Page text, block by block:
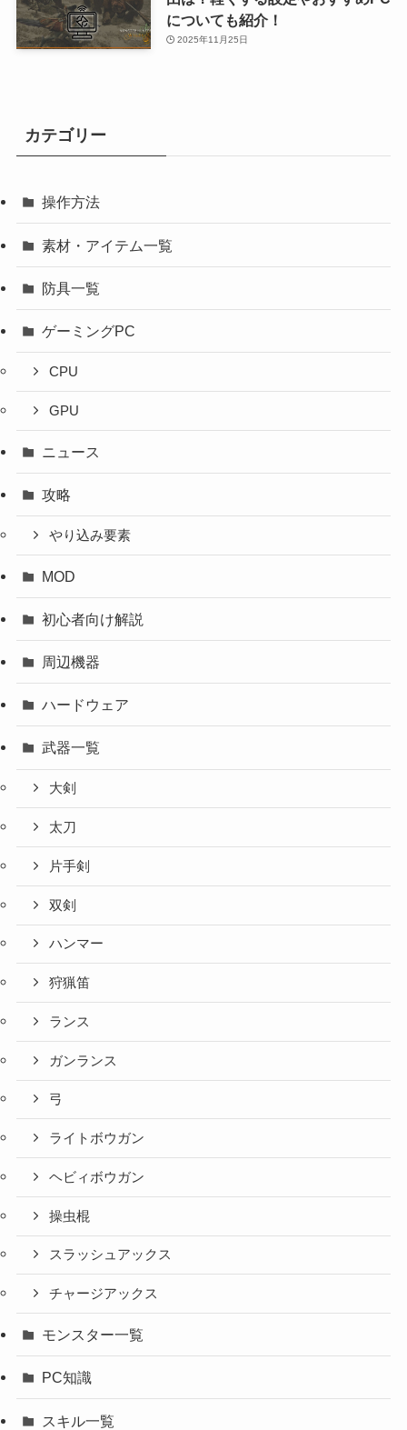
についても紹介！
2025年11月25日
カテゴリー
操作方法
素材・アイテム一覧
防具一覧
ゲーミングPC
CPU
GPU
ニュース
攻略
やり込み要素
MOD
初心者向け解説
周辺機器
ハードウェア
武器一覧
大剣
太刀
片手剣
双剣
ハンマー
狩猟笛
ランス
ガンランス
弓
ライトボウガン
ヘビィボウガン
操虫棍
スラッシュアックス
チャージアックス
モンスター一覧
PC知識
スキル一覧